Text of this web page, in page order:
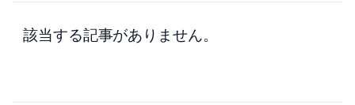
該当する記事がありません。